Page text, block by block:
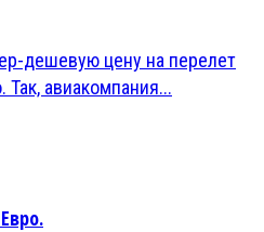
дешевую цену на перелет
авиакомпания...